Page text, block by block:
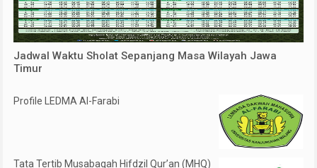
Jadwal Waktu Sholat Sepanjang Masa Wilayah Jawa
Timur
Profile LEDMA Al-Farabi
Tata Tertib Musabaqah Hifdzil Qur’an (MHQ)